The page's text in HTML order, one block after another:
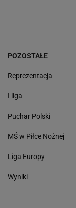
POZOSTAŁE
Reprezentacja
I liga
Puchar Polski
MŚ w Piłce Nożnej
Liga Europy
Wyniki